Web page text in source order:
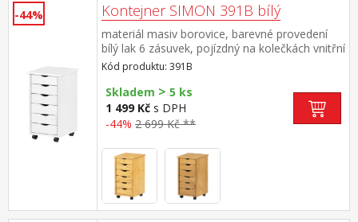
-44% Kontejner SIMON 391B bílý
materiál masiv borovice, barevné provedení
bílý lak 6 zásuvek, pojízdný na kolečkách vnitřní
rozměr zásuvky (š/h/v) 26,7 × 32,5 × 6 cm
Kód produktu: 391B
Skladem > 5 ks
1 499 Kč s DPH
-44% 2 699 Kč **